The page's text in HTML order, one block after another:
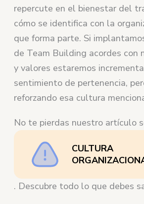
repercute en el bienestar del
cómo se identifica con la
que forma parte. Si
de Team Building acordes con
y valores estaremos
sentimiento de pertenencia,
reforzando esa cultura
No te pierdas nuestro artículo
CULTURA
. Descubre todo lo que debes